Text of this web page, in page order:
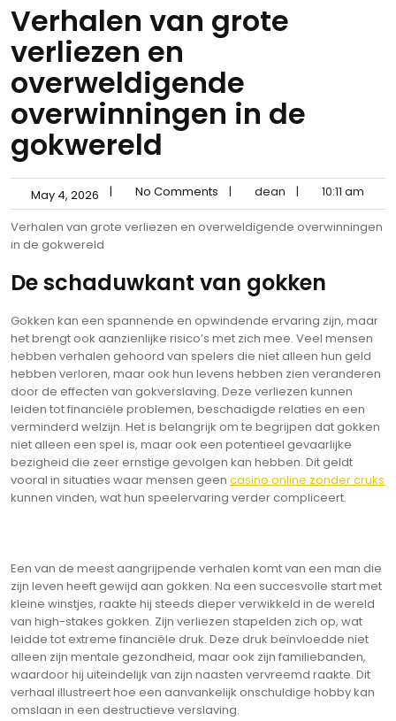
Verhalen van grote
verliezen en
overweldigende
overwinningen in de
gokwereld
May 4, 2026 | No Comments | dean | 10:11 am
Verhalen van grote verliezen en overweldigende overwinningen
in de gokwereld
De schaduwkant van gokken
Gokken kan een spannende en opwindende ervaring zijn, maar
het brengt ook aanzienlijke risico’s met zich mee. Veel mensen
hebben verhalen gehoord van spelers die niet alleen hun geld
hebben verloren, maar ook hun levens hebben zien veranderen
door de effecten van gokverslaving. Deze verliezen kunnen
leiden tot financiële problemen, beschadigde relaties en een
verminderd welzijn. Het is belangrijk om te begrijpen dat gokken
niet alleen een spel is, maar ook een potentieel gevaarlijke
bezigheid die zeer ernstige gevolgen kan hebben. Dit geldt
vooral in situaties waar mensen geen casino online zonder cruks
kunnen vinden, wat hun speelervaring verder compliceert.
Een van de meest aangrijpende verhalen komt van een man die
zijn leven heeft gewijd aan gokken. Na een succesvolle start met
kleine winstjes, raakte hij steeds dieper verwikkeld in de wereld
van high-stakes gokken. Zijn verliezen stapelden zich op, wat
leidde tot extreme financiële druk. Deze druk beïnvloedde niet
alleen zijn mentale gezondheid, maar ook zijn familiebanden,
waardoor hij uiteindelijk van zijn naasten vervreemd raakte. Dit
verhaal illustreert hoe een aanvankelijk onschuldige hobby kan
omslaan in een destructieve verslaving.